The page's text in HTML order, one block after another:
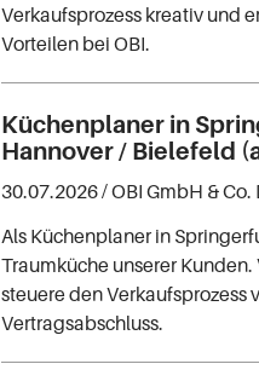
Verkaufsprozess kreativ und
Vorteilen bei OBI.
Küchenplaner in
Hannover / Bielefeld
30.07.2026 /OBI GmbH &
Als Küchenplaner in
Traumküche unserer
steuere den Verkaufsprozess
Vertragsabschluss.